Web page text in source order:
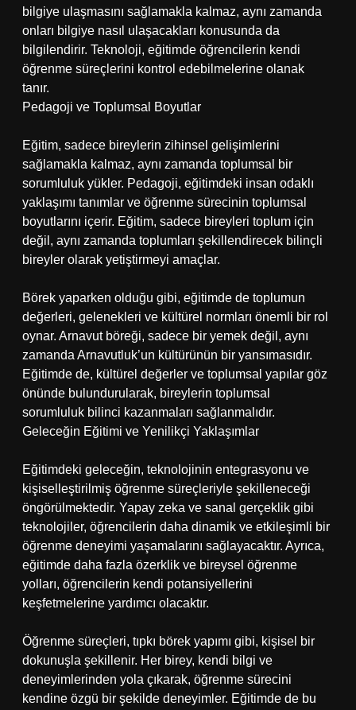
bilgiye ulaşmasını sağlamakla kalmaz, aynı zamanda
onları bilgiye nasıl ulaşacakları konusunda da
bilgilendirir. Teknoloji, eğitimde öğrencilerin kendi
öğrenme süreçlerini kontrol edebilmelerine olanak
tanır.
Pedagoji ve Toplumsal Boyutlar
Eğitim, sadece bireylerin zihinsel gelişimlerini
sağlamakla kalmaz, aynı zamanda toplumsal bir
sorumluluk yükler. Pedagoji, eğitimdeki insan odaklı
yaklaşımı tanımlar ve öğrenme sürecinin toplumsal
boyutlarını içerir. Eğitim, sadece bireyleri toplum için
değil, aynı zamanda toplumları şekillendirecek bilinçli
bireyler olarak yetiştirmeyi amaçlar.
Börek yaparken olduğu gibi, eğitimde de toplumun
değerleri, gelenekleri ve kültürel normları önemli bir rol
oynar. Arnavut böreği, sadece bir yemek değil, aynı
zamanda Arnavutluk’un kültürünün bir yansımasıdır.
Eğitimde de, kültürel değerler ve toplumsal yapılar göz
önünde bulundurularak, bireylerin toplumsal
sorumluluk bilinci kazanmaları sağlanmalıdır.
Geleceğin Eğitimi ve Yenilikçi Yaklaşımlar
Eğitimdeki geleceğin, teknolojinin entegrasyonu ve
kişiselleştirilmiş öğrenme süreçleriyle şekilleneceği
öngörülmektedir. Yapay zeka ve sanal gerçeklik gibi
teknolojiler, öğrencilerin daha dinamik ve etkileşimli bir
öğrenme deneyimi yaşamalarını sağlayacaktır. Ayrıca,
eğitimde daha fazla özerklik ve bireysel öğrenme
yolları, öğrencilerin kendi potansiyellerini
keşfetmelerine yardımcı olacaktır.
Öğrenme süreçleri, tıpkı börek yapımı gibi, kişisel bir
dokunuşla şekillenir. Her birey, kendi bilgi ve
deneyimlerinden yola çıkarak, öğrenme sürecini
kendine özgü bir şekilde deneyimler. Eğitimde de bu